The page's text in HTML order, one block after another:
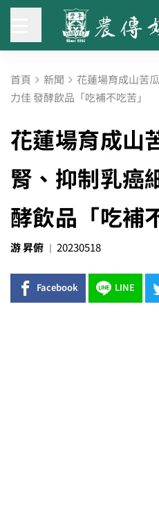
首頁 新聞 花蓮場育成山苦
力佳 發酵飲品「吃補不吃苦」
花蓮場育成
腎、抑制乳
酵飲品「吃補
游 昇俯 20230518
Facebook LINE